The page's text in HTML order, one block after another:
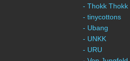
- Thokk Thokk
- tinycottons
- Ubang
- UNKK
- URU